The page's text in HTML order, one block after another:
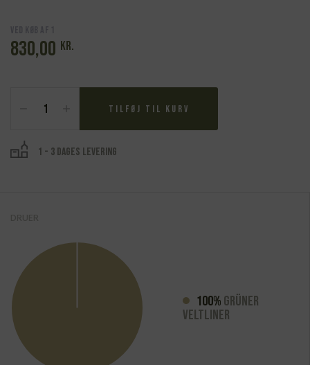
830,00 kr.
Muthenthaler,
Ried
Brandstatt
Tilføj til kurv
1 - 3 dages levering
100% Grüner
Veltliner